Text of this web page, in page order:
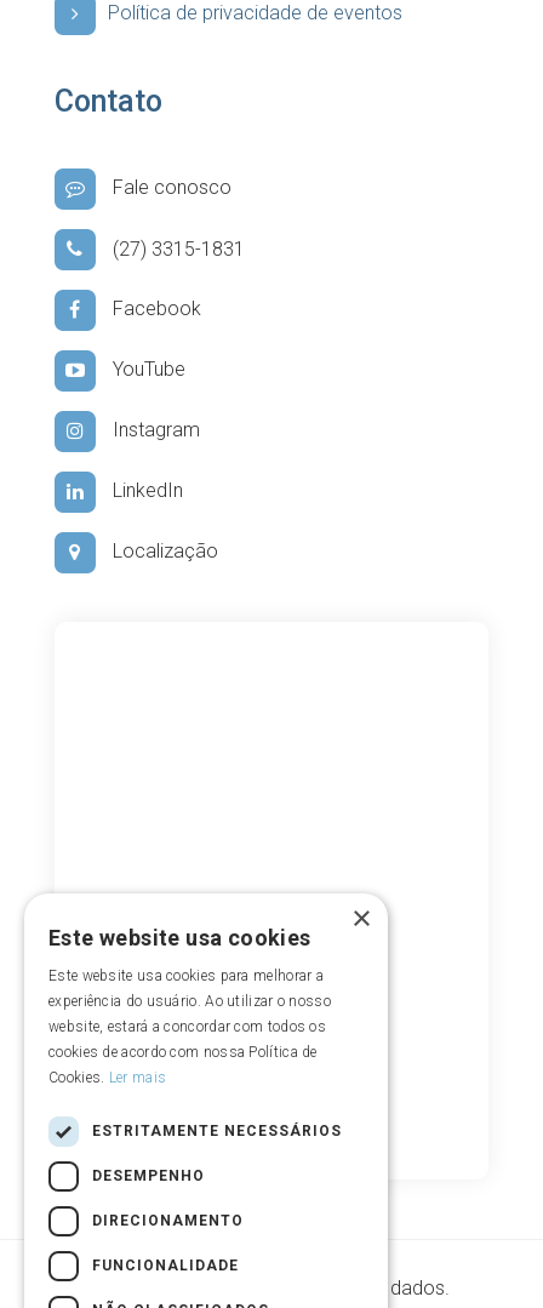
Política de privacidade de eventos
Contato
Fale conosco
(27) 3315-1831
Facebook
YouTube
Instagram
LinkedIn
Localização
Segurança de armazenamento de dados.
×
Este website usa cookies
Este website usa cookies para melhorar a
experiência do usuário. Ao utilizar o nosso
website, estará a concordar com todos os
cookies de acordo com nossa Política de
Cookies. Ler mais
ESTRITAMENTE NECESSÁRIOS
DESEMPENHO
DIRECIONAMENTO
FUNCIONALIDADE